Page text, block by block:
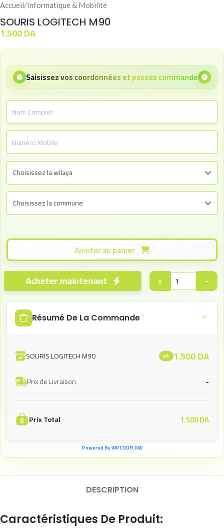
Accueil/Informatique & Mobilité
SOURIS LOGITECH M90
1.500DA
Saisissez vos coordonnées et passez commande
−
+
Résumé De La Commande
SOURIS LOGITECH M90 x1 1.500DA
Prix de Livraison -
Prix Total 1.500DA
Powered By WPCODFLOW
DESCRIPTION
Caractéristiques De Produit: